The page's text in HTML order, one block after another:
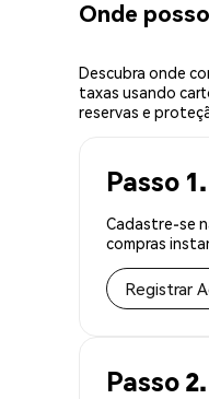
Onde
Descubra onde
taxas usando
reservas e
Passo
Cadastre-se
compras
Registrar
Passo